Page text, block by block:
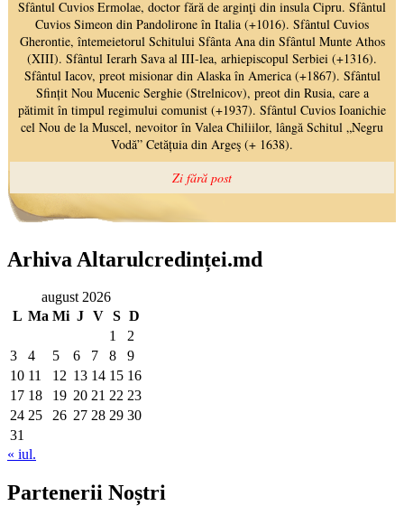
Arhiva Altarulcredinței.md
august 2026
L Ma Mi J V S D
1
2
3
4 5 6 7 8
9
10 11 12 13 14 15 16
17 18 19 20 21 22 23
24 25 26 27 28 29 30
31
« iul.
Partenerii Noștri